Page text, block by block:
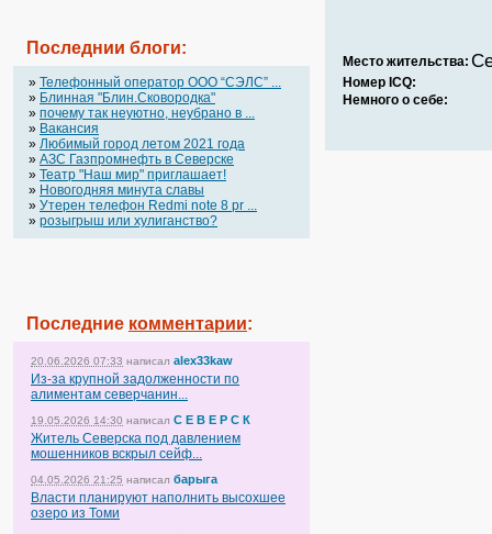
Последнии блоги:
» Телефонный оператор OOO “СЭЛС” ...
» Блинная "Блин.Сковородка"
» почему так неуютно, неубрано в ...
» Вакансия
» Любимый город летом 2021 года
» АЗС Газпромнефть в Северске
» Театр "Наш мир" приглашает!
» Новогодняя минута славы
» Утерен телефон Redmi note 8 pr ...
» розыгрыш или хулиганство?
Последние комментарии:
20.06.2026 07:33 написал alex33kaw
Из-за крупной задолженности по
алиментам северчанин...
19.05.2026 14:30 написал С Е В Е Р С К
Житель Северска под давлением
мошенников вскрыл сейф...
04.05.2026 21:25 написал барыга
Власти планируют наполнить высохшее
озеро из Томи
Место жительства:
Номер ICQ:
Немного о себе: